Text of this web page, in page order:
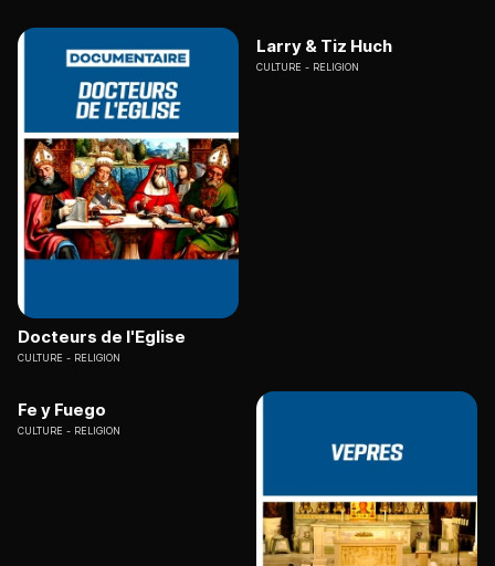
Docteurs de l'Eglise
CULTURE RELIGION
Larry & Tiz Huch
CULTURE RELIGION
Fe y Fuego
CULTURE RELIGION